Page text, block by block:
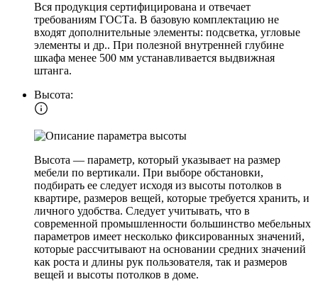
Вся продукция сертифицирована и отвечает
требованиям ГОСТа. В базовую комплектацию не
входят дополнительные элементы: подсветка, угловые
элементы и др.. При полезной внутренней глубине
шкафа менее 500 мм устанавливается выдвижная
штанга.
Высота:
Высота — параметр, который указывает на размер
мебели по вертикали. При выборе обстановки,
подбирать ее следует исходя из высоты потолков в
квартире, размеров вещей, которые требуется хранить, и
личного удобства. Следует учитывать, что в
современной промышленности большинство мебельных
параметров имеет несколько фиксированных значений,
которые рассчитывают на основании средних значений
как роста и длины рук пользователя, так и размеров
вещей и высоты потолков в доме.